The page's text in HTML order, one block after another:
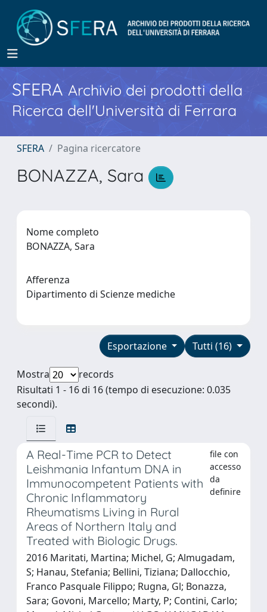
SFERA Archivio dei prodotti della
Ricerca dell'Università di Ferrara
SFERA Pagina ricercatore
BONAZZA, Sara
Nome completo
BONAZZA, Sara
Afferenza
Dipartimento di Scienze mediche
Tutti (16)
Esportazione
Mostra
records
Risultati 1 - 16 di 16 (tempo di esecuzione: 0.035
secondi).
A Real-Time PCR to Detect
Leishmania Infantum DNA in
Immunocompetent Patients with
Chronic Inflammatory
Rheumatisms Living in Rural
Areas of Northern Italy and
Treated with Biologic Drugs.
file con
accesso
da
definire
2016 Maritati, Martina; Michel, G; Almugadam,
S; Hanau, Stefania; Bellini, Tiziana; Dallocchio,
Franco Pasquale Filippo; Rugna, Gl; Bonazza,
Sara; Govoni, Marcello; Marty, P; Contini, Carlo;